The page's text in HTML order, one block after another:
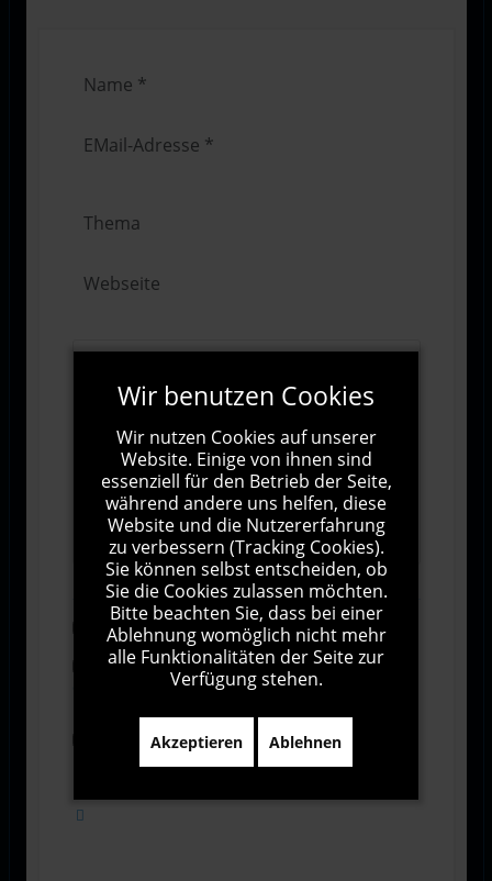
1000Zeichen übrig
Abonnieren
Ich stimme den Allgemeinen
Geschäftsbedingungen zu.
Ich bin damit einverstanden, dass diese Website
Wir benutzen Cookies
Wir nutzen Cookies auf unserer
Website. Einige von ihnen sind
essenziell für den Betrieb der Seite,
während andere uns helfen, diese
Website und die Nutzererfahrung
zu verbessern (Tracking Cookies).
Sie können selbst entscheiden, ob
Sie die Cookies zulassen möchten.
Bitte beachten Sie, dass bei einer
Ablehnung womöglich nicht mehr
alle Funktionalitäten der Seite zur
Verfügung stehen.
Akzeptieren Ablehnen